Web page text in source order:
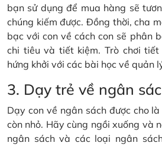
bạn sử dụng để mua hàng sẽ
chúng kiếm được. Đồng thời, cha
bạc với con về cách con sẽ phân
chi tiêu và tiết kiệm. Trò chơi
hứng khởi với các bài học về quản
3. Dạy trẻ về ngân
Dạy con về ngân sách được cho
còn nhỏ. Hãy cùng ngồi xuống và
ngân sách và các loại ngân